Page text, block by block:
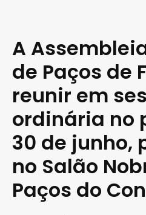
A
de Paços de
reunir em
ordinária no
30 de junho,
no Salão
Paços do